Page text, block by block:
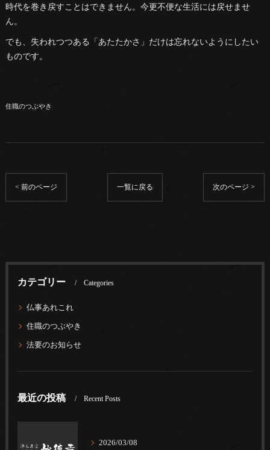
時代を巻き戻すことはできません。今更不便な生活には戻せませ
ん。
でも、失われつつある「あたたかさ」だけは忘れないようにしたい
ものです。
住職のつぶやき
< 前のページ 一覧に戻る 次のページ >
カテゴリー Categories
仏事あれこれ
住職のつぶやき
法要のお知らせ
最近の投稿 Recent Posts
2026/03/08